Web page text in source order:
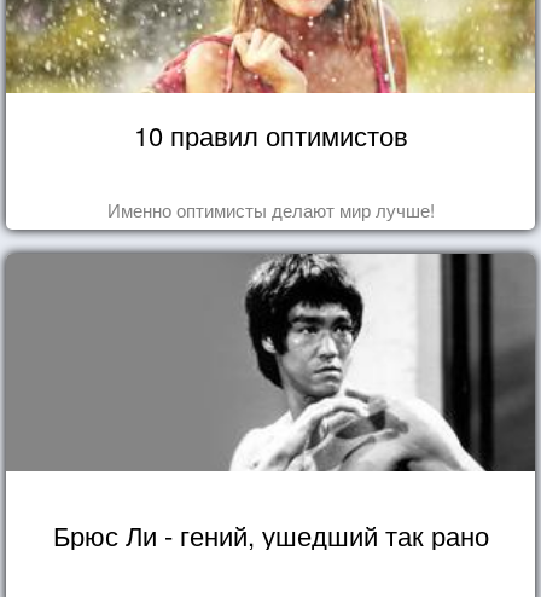
10 правил оптимистов
Именно оптимисты делают мир лучше!
Брюс Ли - гений, ушедший так рано